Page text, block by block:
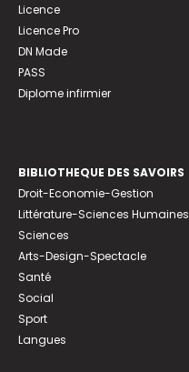
Licence
Licence Pro
DN Made
PASS
Diplome infirmier
BIBLIOTHEQUE DES SAVOIRS
Droit-Economie-Gestion
Littérature-Sciences Humaines
Sciences
Arts-Design-Spectacle
Santé
Social
Sport
Langues